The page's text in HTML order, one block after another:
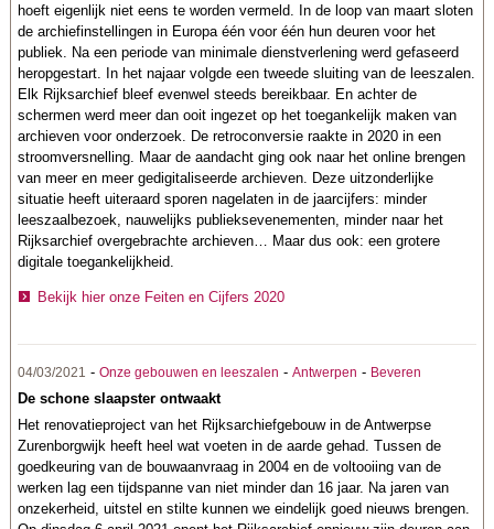
hoeft eigenlijk niet eens te worden vermeld. In de loop van maart sloten
de archiefinstellingen in Europa één voor één hun deuren voor het
publiek. Na een periode van minimale dienstverlening werd gefaseerd
heropgestart. In het najaar volgde een tweede sluiting van de leeszalen.
Elk Rijksarchief bleef evenwel steeds bereikbaar. En achter de
schermen werd meer dan ooit ingezet op het toegankelijk maken van
archieven voor onderzoek. De retroconversie raakte in 2020 in een
stroomversnelling. Maar de aandacht ging ook naar het online brengen
van meer en meer gedigitaliseerde archieven. Deze uitzonderlijke
situatie heeft uiteraard sporen nagelaten in de jaarcijfers: minder
leeszaalbezoek, nauwelijks publieksevenementen, minder naar het
Rijksarchief overgebrachte archieven… Maar dus ook: een grotere
digitale toegankelijkheid.
Bekijk hier onze Feiten en Cijfers 2020
04/03/2021 -Onze gebouwen en leeszalen -Antwerpen - Beveren
De schone slaapster ontwaakt
Het renovatieproject van het Rijksarchiefgebouw in de Antwerpse
Zurenborgwijk heeft heel wat voeten in de aarde gehad. Tussen de
goedkeuring van de bouwaanvraag in 2004 en de voltooiing van de
werken lag een tijdspanne van niet minder dan 16 jaar. Na jaren van
onzekerheid, uitstel en stilte kunnen we eindelijk goed nieuws brengen.